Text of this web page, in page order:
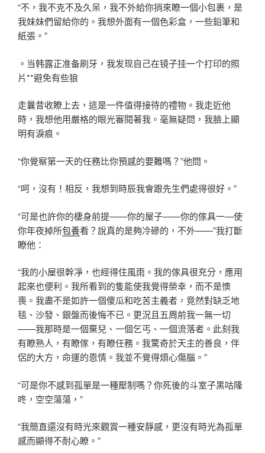
“不，我不克不及久呆，我不外給你捎來瞭一個小包裹，是
我妹妹們留給你的。我想外面有一個色彩盒，一些鉛筆和
紙張。”
。当韩露正准备刷牙，我发现自己在镜子挂一个打印的照
片**避免有些狼
走曩昔收瞭上去，這是一件值得接待的禮物。我走近他
時，我想他用嚴格的眼光審閱著我。毫無疑問，我臉上顯
明有淚痕。
“你覺察第一天的任務比你預感的要難嗎？”他問。
“呵，沒有！相反，我想到時辰我會跟先生們處得很好。”
“可是也許你的棲身前提——你的屋子——你的傢具一—使
你年夜掉所包養看？說真的是夠冷磣的，不外——”我打斷
瞭他：
“我的小屋很幹凈，也經得住風雨。我的傢具很充分，應用
起來也便利。我所看到的隻能使我覺得榮幸，而不是懊
喪。我盡不是如許一個傻瓜和吃苦主義者，竟然對缺乏地
毯、沙發、銀盤而後悔不已。更況且五周前我一無一切
——我那時是一個棄兒、一個乞丐、一個流落者。此刻我
有瞭熟人，有瞭傢，有瞭任務。我驚奇於天主的善良，伴
侶的大方，命運的恩情。我並不覺得煩心傷腦。”
“可是你不感到孤單是一種壓制嗎？你死後的斗室子黑咕隆
咚，空空蕩蕩，”
“我簡直還沒有時光來觀賞一種安靜感，更沒有時光為孤單
感而顯得不耐心瞭。”